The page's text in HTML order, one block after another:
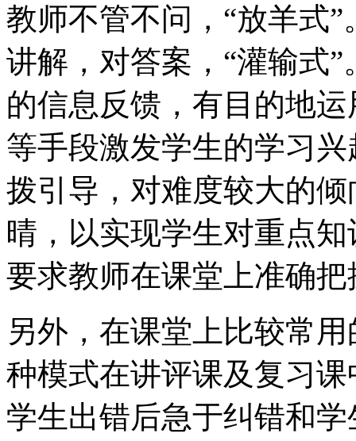
教师不管不问，“放羊式
讲解，对答案，“灌输式
的信息反馈，有目的地
等手段激发学生的学习
拨引导，对难度较大的
晴，以实现学生对重点
要求教师在课堂上准确
另外，在课堂上比较常
种模式在讲评课及复习
学生出错后急于纠错和